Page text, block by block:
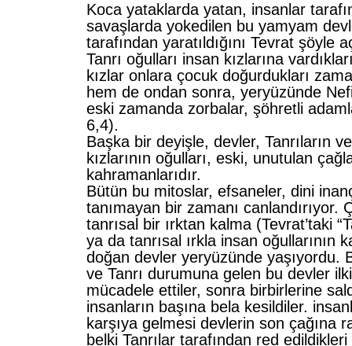
Koca yataklarda yatan, insanlar
savaşlarda yokedilen bu yamyam
tarafından yaratıldığını Tevrat şöyle
Tanrı oğulları insan kızlarına
kızlar onlara çocuk doğurdukları
hem de ondan sonra, yeryüzünde
eski zamanda zorbalar, şöhretli
6,4).
Başka bir deyişle, devler, Tanrıların
kızlarının oğulları, eski, unutulan
kahramanlarıdır.
Bütün bu mitoslar, efsaneler, dini
tanımayan bir zamanı canlandırıyor.
tanrısal bir ırktan kalma (Tevrat’taki
ya da tanrısal ırkla insan oğullarının
doğan devler yeryüzünde yaşıyordu.
ve Tanrı durumuna gelen bu devler
mücadele ettiler, sonra birbirlerine
insanların başına bela kesildiler.
karşıya gelmesi devlerin son çağına
belki Tanrılar tarafından red